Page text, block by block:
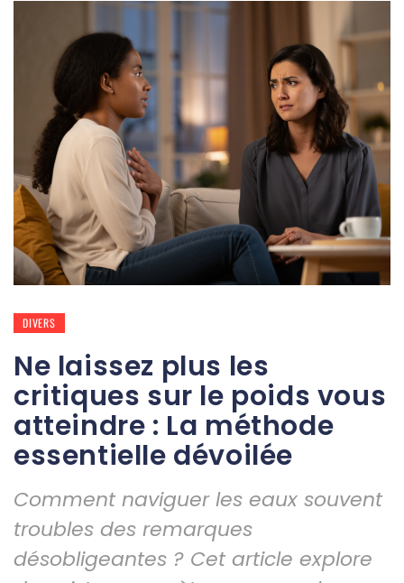
DIVERS
Ne laissez plus les
critiques sur le poids vous
atteindre : La méthode
essentielle dévoilée
Comment naviguer les eaux souvent
troubles des remarques
désobligeantes ? Cet article explore